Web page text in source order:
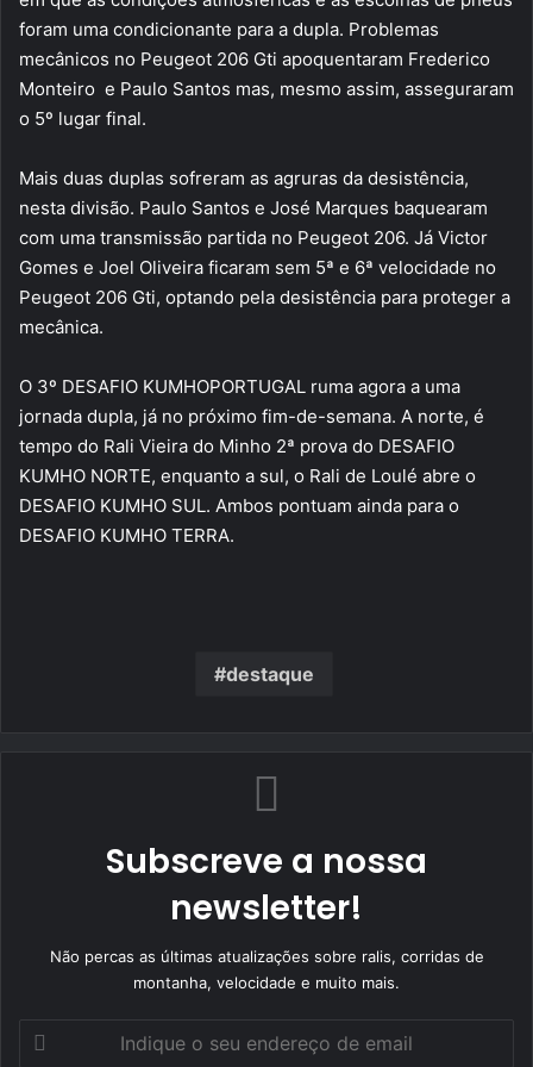
foram uma condicionante para a dupla. Problemas
mecânicos no Peugeot 206 Gti apoquentaram Frederico
Monteiro e Paulo Santos mas, mesmo assim, asseguraram
o 5º lugar final.
Mais duas duplas sofreram as agruras da desistência,
nesta divisão. Paulo Santos e José Marques baquearam
com uma transmissão partida no Peugeot 206. Já Victor
Gomes e Joel Oliveira ficaram sem 5ª e 6ª velocidade no
Peugeot 206 Gti, optando pela desistência para proteger a
mecânica.
O 3º DESAFIO KUMHOPORTUGAL ruma agora a uma
jornada dupla, já no próximo fim-de-semana. A norte, é
tempo do Rali Vieira do Minho 2ª prova do DESAFIO
KUMHO NORTE, enquanto a sul, o Rali de Loulé abre o
DESAFIO KUMHO SUL. Ambos pontuam ainda para o
DESAFIO KUMHO TERRA.
destaque
Subscreve a nossa
newsletter!
Não percas as últimas atualizações sobre ralis, corridas de
montanha, velocidade e muito mais.